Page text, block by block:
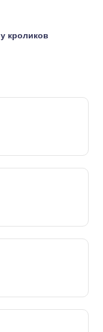
кроликов